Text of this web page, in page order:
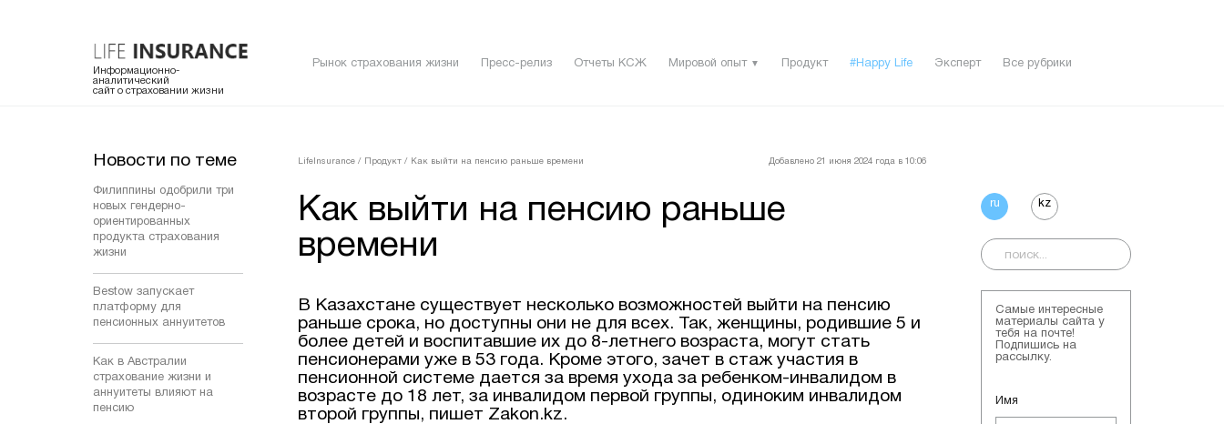
Информационно-
аналитический
сайт о страховании жизни
Рынок страхования жизни Пресс-релиз Отчеты КСЖ Мировой опыт ▼ Продукт #Happy Life Эксперт Все рубрики
Новости по теме
Филиппины одобрили три
новых гендерно-
ориентированных
продукта страхования
жизни
Bestow запускает
платформу для
пенсионных аннуитетов
Как в Австралии
страхование жизни и
аннуитеты влияют на
пенсию
LifeInsurance / Продукт / Как выйти на пенсию раньше времени Добавлено 21 июня 2024 года в 10:06
Как выйти на пенсию раньше
времени
В Казахстане существует несколько возможностей выйти на пенсию
раньше срока, но доступны они не для всех. Так, женщины, родившие 5 и
более детей и воспитавшие их до 8-летнего возраста, могут стать
пенсионерами уже в 53 года. Кроме этого, зачет в стаж участия в
пенсионной системе дается за время ухода за ребенком-инвалидом в
возрасте до 18 лет, за инвалидом первой группы, одиноким инвалидом
второй группы, пишет Zakon.kz.
ru kz
Самые интересные
материалы сайта у
тебя на почте!
Подпишись на
рассылку.
Имя